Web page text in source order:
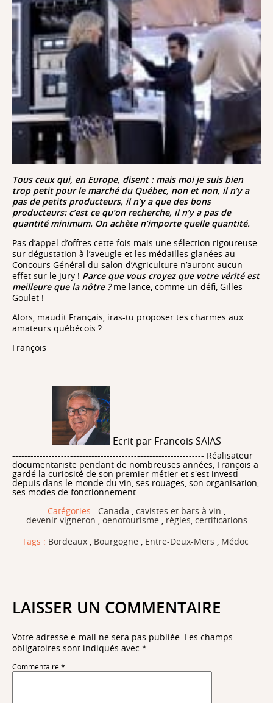
Tous ceux qui, en Europe, disent : mais moi je suis bien
trop petit pour le marché du Québec, non et non, il n’y a
pas de petits producteurs, il n’y a que des bons
producteurs: c’est ce qu’on recherche, il n’y a pas de
quantité minimum. On achète n’importe quelle quantité.
Pas d’appel d’offres cette fois mais une sélection rigoureuse
sur dégustation à l’aveugle et les médailles glanées au
Concours Général du salon d’Agriculture n’auront aucun
effet sur le jury ! Parce que vous croyez que votre vérité est
meilleure que la nôtre ?me lance, comme un défi, Gilles
Goulet !
Alors, maudit Français, iras-tu proposer tes charmes aux
amateurs québécois ?
François
Ecrit par Francois SAIAS
--------------------------------------------------------------- Réalisateur
documentariste pendant de nombreuses années, François a
gardé la curiosité de son premier métier et s'est investi
depuis dans le monde du vin, ses rouages, son organisation,
ses modes de fonctionnement.
Catégories : Canada , cavistes et bars à vin ,
devenir vigneron , oenotourisme, règles, certifications
Tags : Bordeaux , Bourgogne , Entre-Deux-Mers , Médoc
LAISSER UN COMMENTAIRE
Votre adresse e-mail ne sera pas publiée. Les champs
obligatoires sont indiqués avec *
Commentaire *